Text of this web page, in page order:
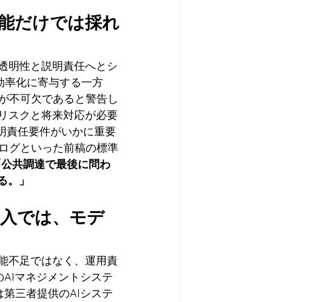
だけでは採れ
明性と説明責任へとシ
率化に寄与する一方
不可欠であると警告し
スクと将来対応が必要
責任要件がいかに重要
グといった前稿の標準
公共調達で最後に問わ
」
では、モデ
不足ではなく、運用責
マネジメントシステ
三者提供のAIシステ